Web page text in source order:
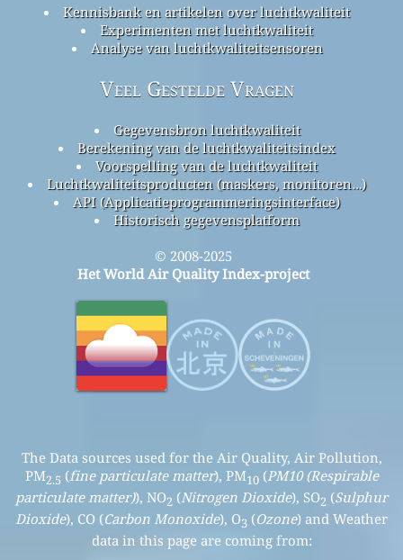
Kennisbank en artikelen over luchtkwaliteit
Experimenten met luchtkwaliteit
Analyse van luchtkwaliteitsensoren
Veel Gestelde Vragen
Gegevensbron luchtkwaliteit
Berekening van de luchtkwaliteitsindex
Voorspelling van de luchtkwaliteit
Luchtkwaliteitsproducten (maskers, monitoren…)
API (Applicatieprogrammeringsinterface)
Historisch gegevensplatform
© 2008-2025
Het World Air Quality Index-project
The Data sources used for the Air Quality, Air Pollution,
PM2.5 (fine particulate matter), PM10(PM10 (Respirable
particulate matter)), NO2 (Nitrogen Dioxide), SO2 (Sulphur
Dioxide), CO (Carbon Monoxide), O3 (Ozone) and Weather
data in this page are coming from: